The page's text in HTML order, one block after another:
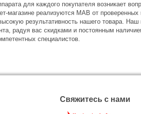
для каждого покупателя возникает
магазине реализуются МАВ от
результативность нашего товара.
радуя вас скидками и постоянным
специалистов.
Свяжитесь с нами